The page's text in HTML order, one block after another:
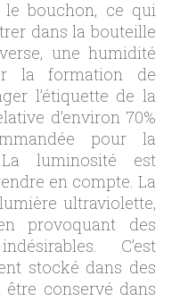
bouchon, ce qui
dans la bouteille
une humidité
la formation de
l’étiquette de la
d’environ 70%
pour la
luminosité est
en compte. La
ultraviolette,
provoquant des
C’est
stocké dans des
conservé dans